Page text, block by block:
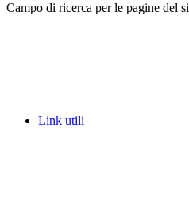
Campo di ricerca per le pagine del
Link utili